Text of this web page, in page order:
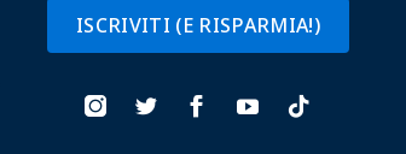
ISCRIVITI (E RISPARMIA!)